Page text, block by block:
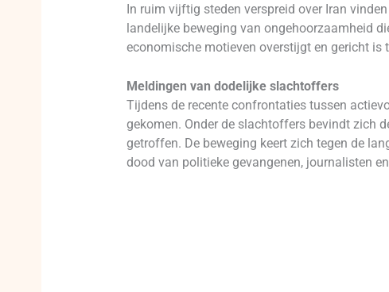
In ruim vijftig steden verspreid over Iran
landelijke beweging van ongehoorzaamheid
economische motieven overstijgt en gericht is
Meldingen van dodelijke slachtoffers
Tijdens de recente confrontaties tussen
gekomen. Onder de slachtoffers bevindt zich
getroffen. De beweging keert zich tegen de
dood van politieke gevangenen, journalisten